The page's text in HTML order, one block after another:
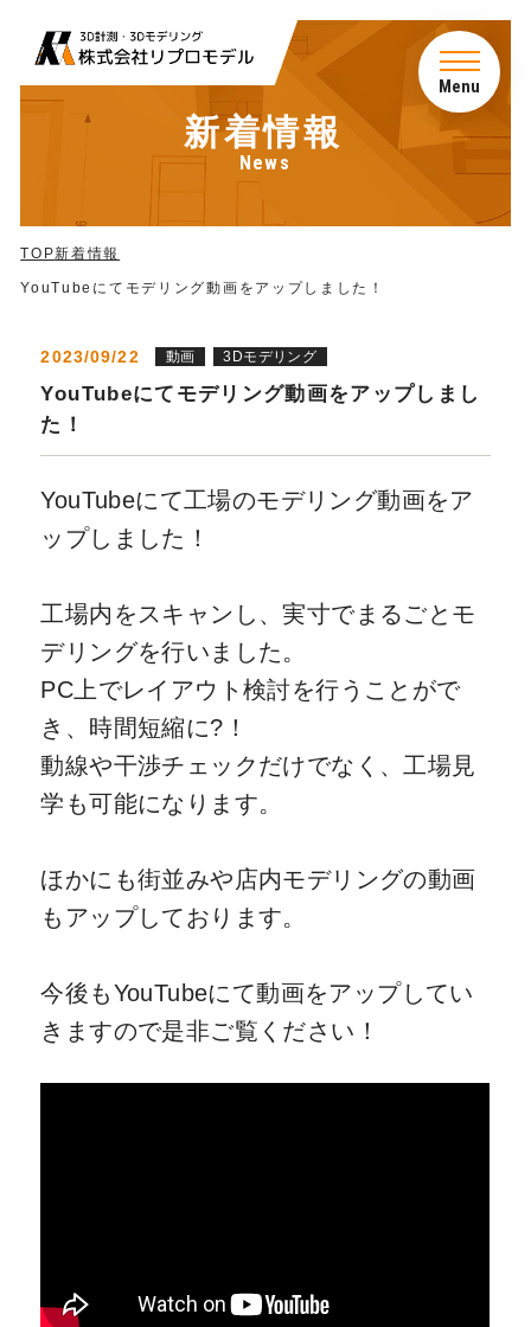
Menu
新着情報
News
TOP新着情報
YouTubeにてモデリング動画をアップしました！
2023/09/22 動画 3Dモデリング
YouTubeにてモデリング動画をアップしまし
た！
YouTubeにて工場のモデリング動画をア
ップしました！
工場内をスキャンし、実寸でまるごとモ
デリングを行いました。
PC上でレイアウト検討を行うことがで
き、時間短縮に?！
動線や干渉チェックだけでなく、工場見
学も可能になります。
ほかにも街並みや店内モデリングの動画
もアップしております。
今後もYouTubeにて動画をアップしてい
きますので是非ご覧ください！
アクセス